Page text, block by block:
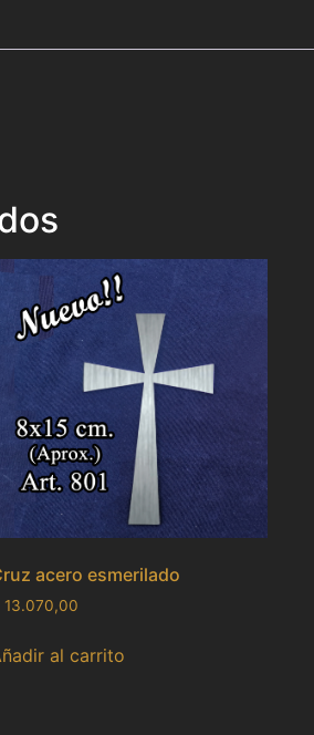
acero esmerilado
13.070,00
al carrito